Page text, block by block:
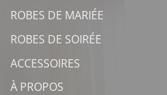
ROBES DE MARIÉE
ROBES DE SOIRÉE
ACCESSOIRES
À PROPOS